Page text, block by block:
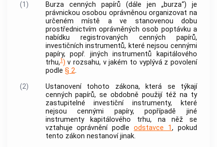
(1) Burza cenných papírů (dále jen „burza“) je
právnickou osobou oprávněnou organizovat na
určeném místě a ve stanovenou dobu
prostřednictvím oprávněných osob poptávku a
nabídku registrovaných cenných papírů,
investičních instrumentů, které nejsou cennými
papíry, popř. jiných instrumentů kapitálového
trhu,1) v rozsahu, v jakém to vyplývá z povolení
podle § 2.
(2)
Ustanovení tohoto zákona, která se týkají
cenných papírů, se obdobně použijí též na ty
zastupitelné investiční instrumenty, které
nejsoucennými papíry, popřípadě jiné
instrumenty kapitálového trhu, na něž se
vztahuje oprávnění podleodstavce 1, pokud
tento zákon nestanoví jinak.